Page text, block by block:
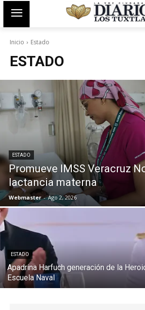
Inicio Estado
ESTADO
ESTADO
Promueve IMSS Veracruz
lactancia materna
Webmaster - Ago 2, 2026
ESTADO
Apadrina Harfuch generación de la
Escuela Naval